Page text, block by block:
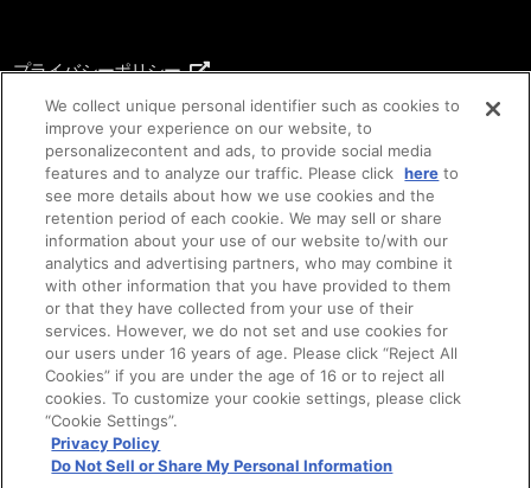
プライバシーポリシー
ご利用条件
著作権について
アイデア等のご提案について
©SUNRISE ©Bandai Namco Filmworks Inc.
ご注意：内容および画像の転載はお断りいたします。
We collect unique personal identifier such as cookies to
improve your experience on our website, to
personalizecontent and ads, to provide social media
features and to analyze our traffic. Please click here to
see more details about how we use cookies and the
retention period of each cookie. We may sell or share
information about your use of our website to/with our
analytics and advertising partners, who may combine it
with other information that you have provided to them
or that they have collected from your use of their
services. However, we do not set and use cookies for
our users under 16 years of age. Please click “Reject All
Cookies” if you are under the age of 16 or to reject all
cookies. To customize your cookie settings, please click
“Cookie Settings”.
Privacy Policy
Do Not Sell or Share My Personal Information